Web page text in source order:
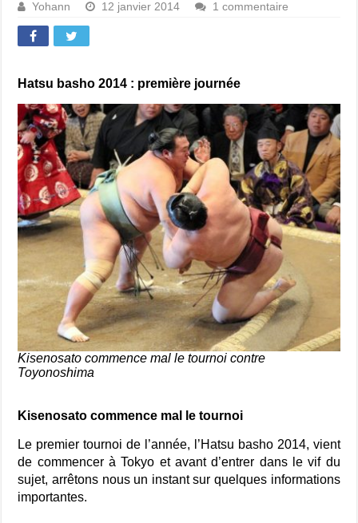
Yohann 12 janvier 2014 1 commentaire
Hatsu basho 2014 : première journée
Kisenosato commence mal le tournoi contre
Toyonoshima
Kisenosato commence mal le tournoi
Le premier tournoi de l’année, l’Hatsu basho 2014, vient
de commencer à Tokyo et avant d’entrer dans le vif du
sujet, arrêtons nous un instant sur quelques informations
importantes.